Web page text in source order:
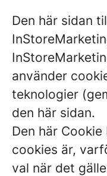
Den här sidan
använder
teknologier
den här sidan.
Den här
cookies är,
val när det